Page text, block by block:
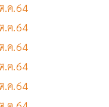
.ค.64
.ค.64
.ค.64
.ค.64
.ค.64